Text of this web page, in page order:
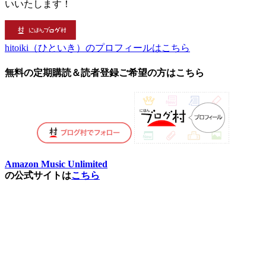
いいたします！
hitoiki（ひといき）のプロフィールはこちら
無料の定期購読＆読者登録ご希望の方はこちら
Amazon Music Unlimited
の公式サイトはこちら